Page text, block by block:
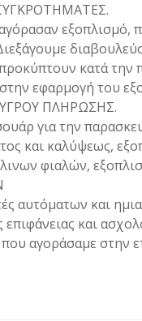
εξοπλισμό,
κατά την
εφαρμογή του
ΠΛΗΡΩΣΗΣ.
για την
και καλύψεως,
φιαλών,
αυτόματων και
και
αγοράσαμε στην